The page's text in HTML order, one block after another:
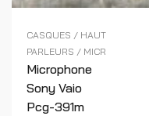
CASQUES / HAUT
PARLEURS / MICR
Microphone
Sony Vaio
Pcg-391m